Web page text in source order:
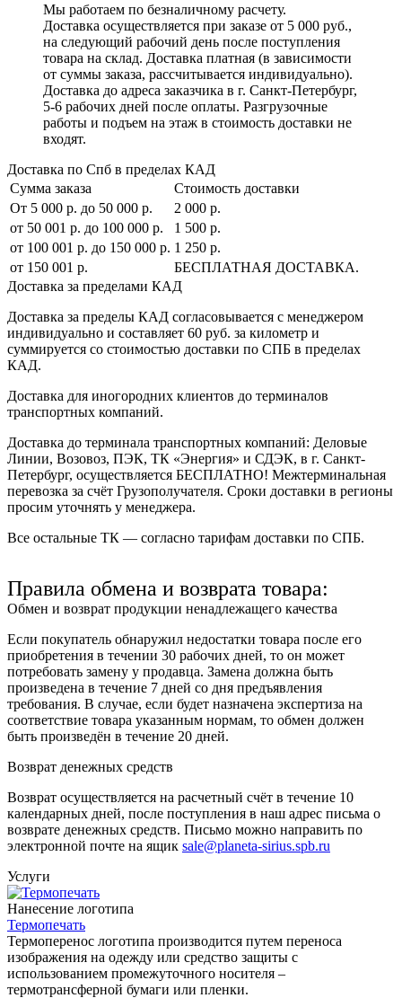
Мы работаем по безналичному расчету.
Доставка осуществляется при заказе от 5 000 руб.,
на следующий рабочий день после поступления
товара на склад. Доставка платная (в зависимости
от суммы заказа, рассчитывается индивидуально).
Доставка до адреса заказчика в г. Санкт-Петербург,
5-6 рабочих дней после оплаты. Разгрузочные
работы и подъем на этаж в стоимость доставки не
входят.
Доставка по Спб в пределах КАД
Сумма заказа
Стоимость доставки
От 5 000 р. до 50 000 р.
2 000 р.
от 50 001 р. до 100 000 р.
1 500 р.
от 100 001 р. до 150 000 р. 1 250 р.
от 150 001 р.
БЕСПЛАТНАЯ ДОСТАВКА.
Доставка за пределами КАД
Доставка за пределы КАД согласовывается с менеджером
индивидуально и составляет 60 руб. за километр и
суммируется со стоимостью доставки по СПБ в пределах
КАД.
Доставка для иногородних клиентов до терминалов
транспортных компаний.
Доставка до терминала транспортных компаний: Деловые
Линии, Возовоз, ПЭК, ТК «Энергия» и СДЭК, в г. Санкт-
Петербург, осуществляется БЕСПЛАТНО! Межтерминальная
перевозка за счёт Грузополучателя. Сроки доставки в регионы
просим уточнять у менеджера.
Все остальные ТК — согласно тарифам доставки по СПБ.
Правила обмена и возврата товара:
Обмен и возврат продукции ненадлежащего качества
Если покупатель обнаружил недостатки товара после его
приобретения в течении 30 рабочих дней, то он может
потребовать замену у продавца. Замена должна быть
произведена в течение 7 дней со дня предъявления
требования. В случае, если будет назначена экспертиза на
соответствие товара указанным нормам, то обмен должен
быть произведён в течение 20 дней.
Возврат денежных средств
Возврат осуществляется на расчетный счёт в течение 10
календарных дней, после поступления в наш адрес письма о
возврате денежных средств. Письмо можно направить по
электронной почте на ящик sale@planeta-sirius.spb.ru
Услуги
Нанесение логотипа
Термопечать
Термоперенос логотипа производится путем переноса
изображения на одежду или средство защиты с
использованием промежуточного носителя –
термотрансферной бумаги или пленки.